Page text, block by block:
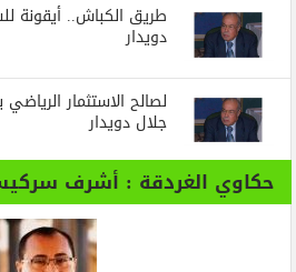
طريق الكباش.. أيقونة
دويدار
لصالح الاستثمار
جلال دويدار
حكاوي الغردقة : أشرف